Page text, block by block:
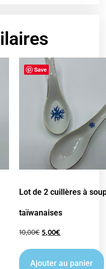
Save
Lot de 2 cuillères à
taïwanaises
10,00€ 5,00€
Ajouter au panier